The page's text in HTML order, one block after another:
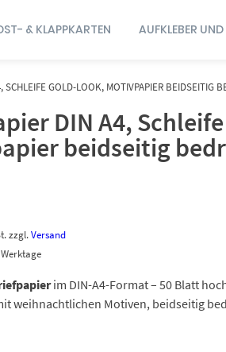
& KLAPPKARTEN AUFKLEBER
SCHLEIFE GOLD-LOOK, MOTIVPAPIER BEIDSEITIG
DIN A4,
beidseitig
zzgl.Versand
im DIN-A4-Format – 50 Blatt
weihnachtlichen Motiven, beidseitig